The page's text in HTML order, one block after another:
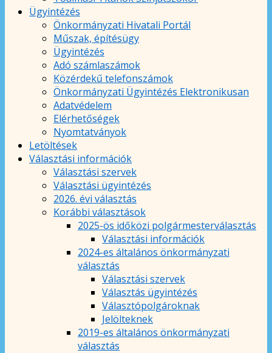
Ügyintézés
Önkormányzati Hivatali Portál
Műszak, építésügy
Ügyintézés
Adó számlaszámok
Közérdekű telefonszámok
Önkormányzati Ügyintézés Elektronikusan
Adatvédelem
Elérhetőségek
Nyomtatványok
Letöltések
Választási információk
Választási szervek
Választási ügyintézés
2026. évi választás
Korábbi választások
2025-ös időközi polgármesterválasztás
Választási információk
2024-es általános önkormányzati
választás
Választási szervek
Választás ügyintézés
Választópolgároknak
Jelölteknek
2019-es általános önkormányzati
választás